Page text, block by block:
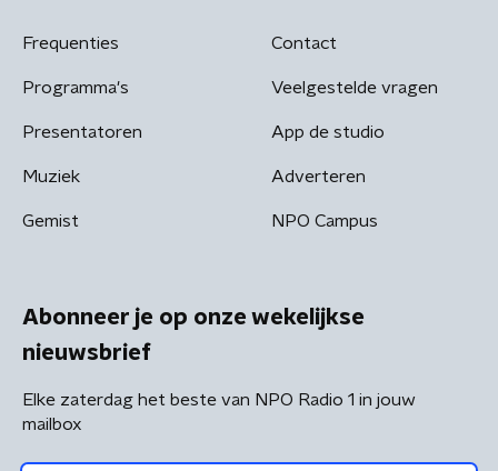
Frequenties
Programma's
Presentatoren
Muziek
Gemist
Contact
Veelgestelde vragen
App de studio
Adverteren
NPO Campus
Abonneer je op onze wekelijkse
nieuwsbrief
Elke zaterdag het beste van NPO Radio 1 in jouw
mailbox